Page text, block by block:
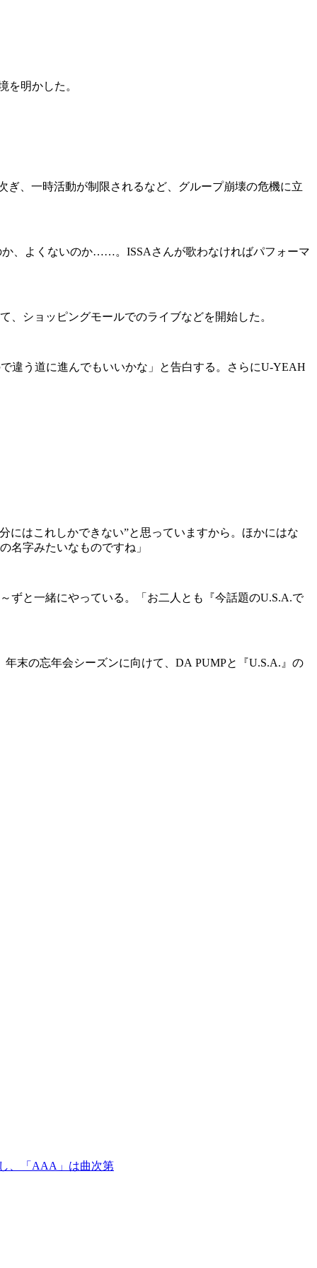
明かした。
、一時活動が制限されるなど、グループ崩壊の危機に立
、よくないのか……。ISSAさんが歌わなければパフォーマ
ショッピングモールでのライブなどを開始した。
違う道に進んでもいいかな」と告白する。さらにU-YEAH
にはこれしかできない”と思っていますから。ほかにはな
名字みたいなものですね」
と一緒にやっている。「お二人とも『今話題のU.S.A.で
末の忘年会シーズンに向けて、DA PUMPと『U.S.A.』の
、「AAA」は曲次第